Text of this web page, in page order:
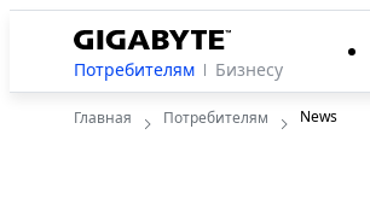
Потребителям Бизнесу
Главная Потребителям News